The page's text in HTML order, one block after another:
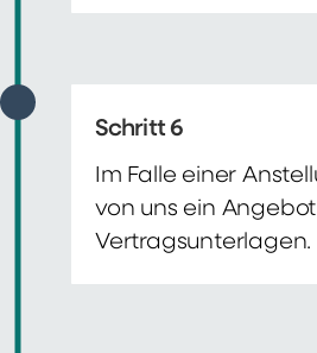
Schritt 6
Im Falle einer
von uns ein
Vertragsunterlagen.